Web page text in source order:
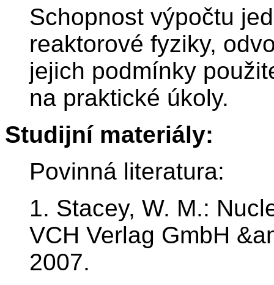
Schopnost výpočtu
reaktorové fyziky,
jejich podmínky
na praktické úkoly.
Studijní materiály:
Povinná literatura:
1. Stacey, W. M.:
VCH Verlag GmbH
2007.